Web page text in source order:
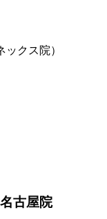
クス院）
古屋院